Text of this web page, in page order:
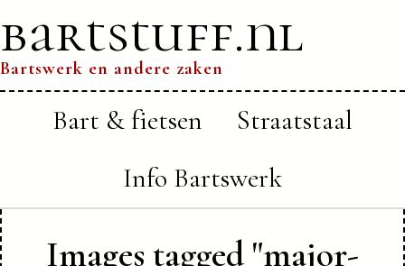
bartstuff.nl
Bartswerk en andere zaken
Bart & fietsen
Straatstaal
Info Bartswerk
Images tagged "major-